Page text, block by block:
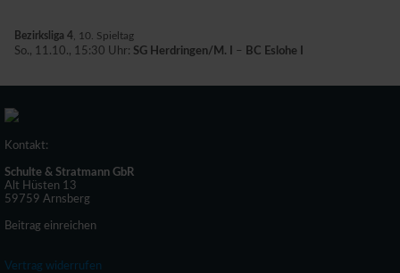
Bezirksliga 4 , 10. Spieltag
So., 11.10., 15:30 Uhr: SG Herdringen/M. I – BC Eslohe I
Kontakt:
Schulte & Stratmann GbR
Alt Hüsten 13
59759 Arnsberg
Beitrag einreichen
Vertrag widerrufen